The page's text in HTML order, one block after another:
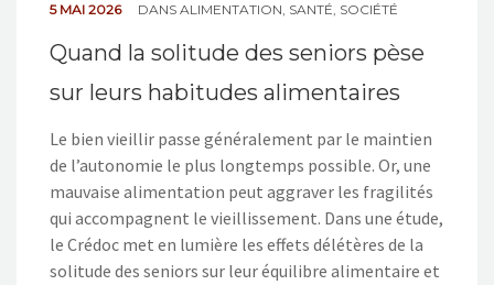
5 MAI 2026 DANS ALIMENTATION, SANTÉ, SOCIÉTÉ
Quand la solitude des seniors pèse
sur leurs habitudes alimentaires
Le bien vieillir passe généralement par le maintien
de l’autonomie le plus longtemps possible. Or, une
mauvaise alimentation peut aggraver les fragilités
qui accompagnent le vieillissement. Dans une étude,
le Crédoc met en lumière les effets délétères de la
solitude des seniors sur leur équilibre alimentaire et